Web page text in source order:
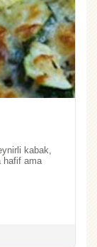
kabak,
hafif ama